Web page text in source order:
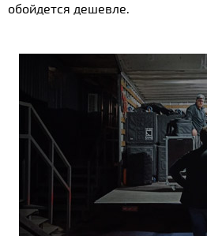
обойдется дешевле.